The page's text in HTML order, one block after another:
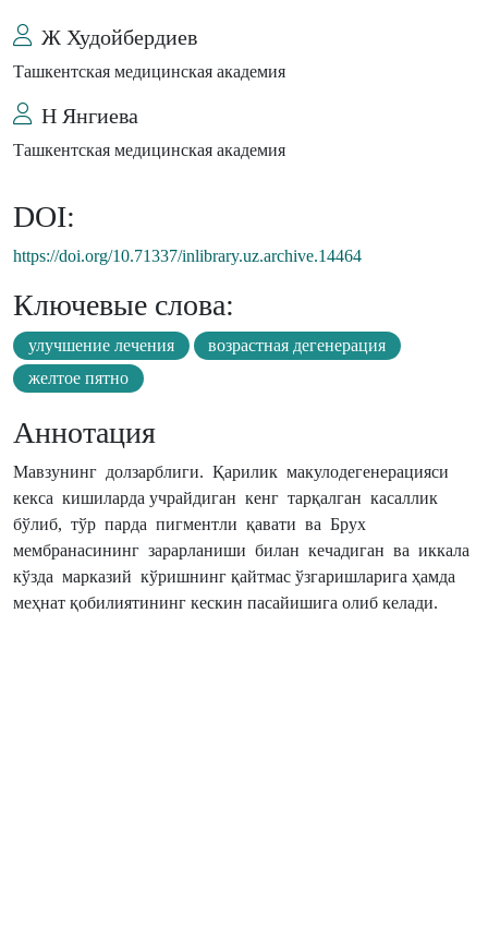
Ж Худойбердиев
Ташкентская медицинская академия
Н Янгиева
Ташкентская медицинская академия
DOI:
https://doi.org/10.71337/inlibrary.uz.archive.14464
Ключевые слова:
улучшение лечения
возрастная дегенерация
желтое пятно
Аннотация
Мавзунинг долзарблиги. Қарилик макулодегенерацияси
кекса кишиларда учрайдиган кенг тарқалган касаллик
бўлиб, тўр парда пигментли қавати ва Брух
мембранасининг зарарланиши билан кечадиган ва иккала
кўзда марказий кўришнинг қайтмас ўзгаришларига ҳамда
меҳнат қобилиятининг кескин пасайишига олиб келади.